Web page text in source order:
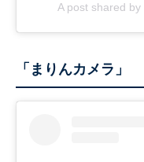
A post shared
「まりんカメラ」